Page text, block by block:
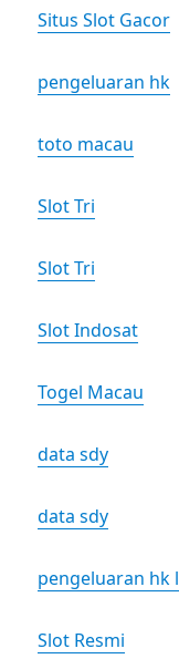
Situs Slot Gacor
pengeluaran hk
toto macau
Slot Tri
Slot Tri
Slot Indosat
Togel Macau
data sdy
data sdy
pengeluaran hk
Slot Resmi